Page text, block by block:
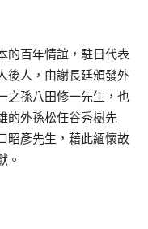
百年情誼，駐日代表
後人，由謝長廷頒發外
之孫八田修一先生，也
的外孫松任谷秀樹先
昭彥先生，藉此緬懷故
。